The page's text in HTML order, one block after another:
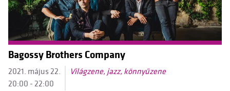
Bagossy Brothers Company
2021. május 22.
20:00 - 22:00
Világzene, jazz, könnyűzene